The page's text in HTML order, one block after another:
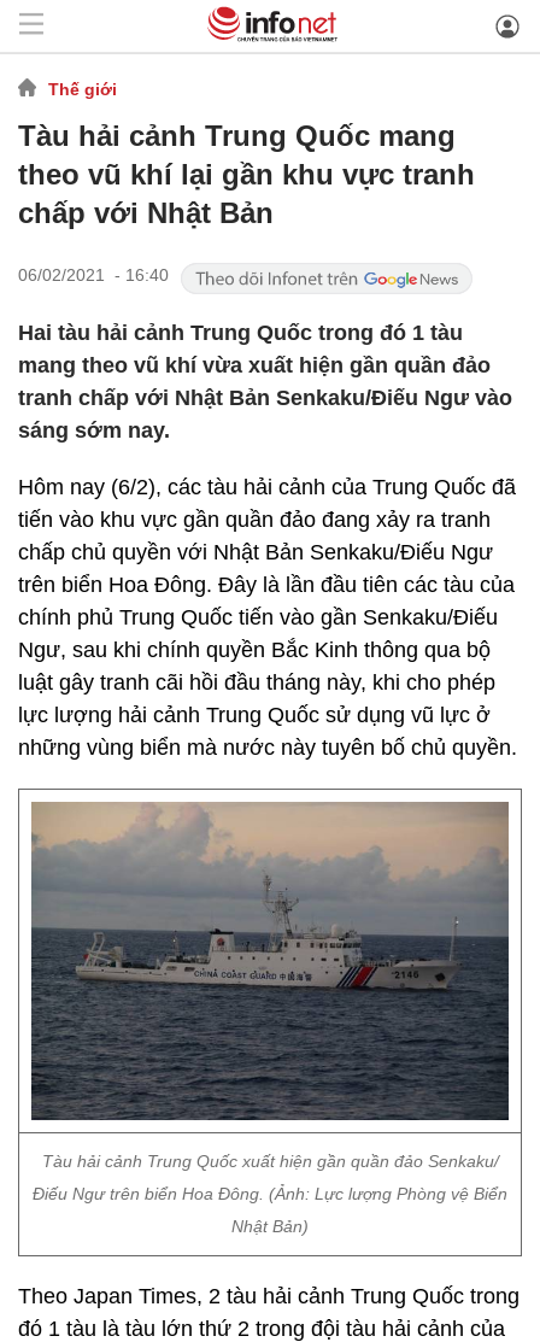
Thế giới
Tàu hải cảnh Trung Quốc mang
theo vũ khí lại gần khu vực tranh
chấp với Nhật Bản
06/02/2021 - 16:40
Hai tàu hải cảnh Trung Quốc trong đó 1 tàu
mang theo vũ khí vừa xuất hiện gần quần đảo
tranh chấp với Nhật Bản Senkaku/Điếu Ngư vào
sáng sớm nay.
Hôm nay (6/2), các tàu hải cảnh của Trung Quốc đã
tiến vào khu vực gần quần đảo đang xảy ra tranh
chấp chủ quyền với Nhật Bản Senkaku/Điếu Ngư
trên biển Hoa Đông. Đây là lần đầu tiên các tàu của
chính phủ Trung Quốc tiến vào gần Senkaku/Điếu
Ngư, sau khi chính quyền Bắc Kinh thông qua bộ
luật gây tranh cãi hồi đầu tháng này, khi cho phép
lực lượng hải cảnh Trung Quốc sử dụng vũ lực ở
những vùng biển mà nước này tuyên bố chủ quyền.
Tàu hải cảnh Trung Quốc xuất hiện gần quần đảo Senkaku/
Điếu Ngư trên biển Hoa Đông. (Ảnh: Lực lượng Phòng vệ Biển
Nhật Bản)
Theo Japan Times, 2 tàu hải cảnh Trung Quốc trong
đó 1 tàu là tàu lớn thứ 2 trong đội tàu hải cảnh của